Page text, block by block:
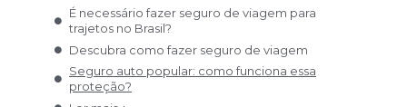
É necessário fazer seguro de viagem para
trajetos no Brasil?
Descubra como fazer seguro de viagem
Seguro auto popular: como funciona essa
proteção?